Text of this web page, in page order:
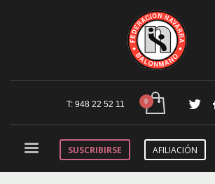
T: 948 22 52 11
SUSCRIBIRSE AFILIACIÓN